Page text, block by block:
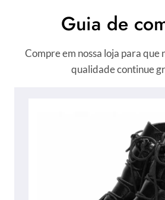
Guia de
Compre em nossa loja para que
qualidade continue